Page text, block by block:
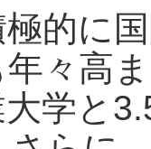
極的に
々高
学と